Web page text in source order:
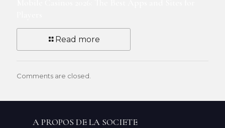
Read more
Comments are closed.
A PROPOS DE LA SOCIETE